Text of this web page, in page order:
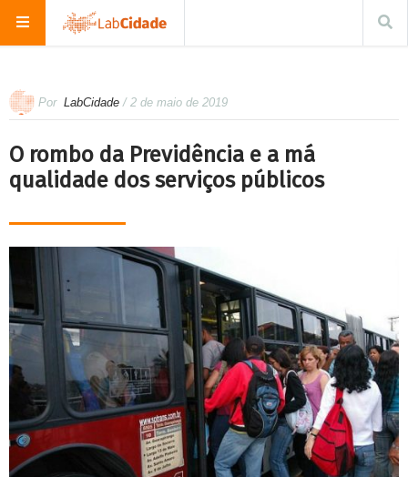
Por LabCidade / 2 de maio de 2019
O rombo da Previdência e a má
qualidade dos serviços públicos